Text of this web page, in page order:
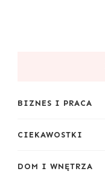
BIZNES I PRACA
CIEKAWOSTKI
DOM I WNĘTRZA